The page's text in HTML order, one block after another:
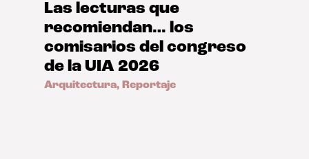
Las lecturas que
recomiendan… los
comisarios del congreso
de la UIA 2026
Arquitectura, Reportaje